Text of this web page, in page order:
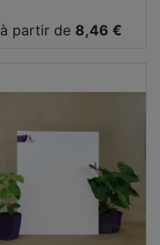
Prix
à partir de 8,46 €